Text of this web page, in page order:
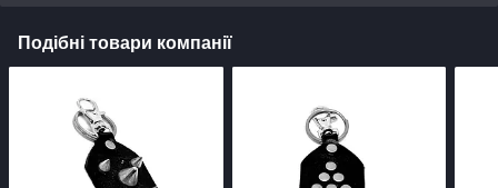
Подібні товари компанії